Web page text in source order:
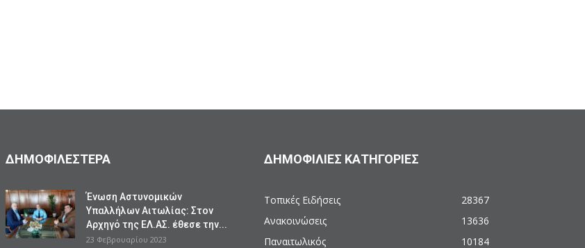
ΔΗΜΟΦΙΛΕΣΤΕΡΑ
Ένωση Αστυνομικών
Υπαλλήλων Αιτωλίας: Στον
Αρχηγό της ΕΛ.ΑΣ. έθεσε την...
23 Φεβρουαρίου 2023
ΔΗΜΟΦΙΛΙΕΣ ΚΑΤΗΓΟΡΙΕΣ
Τοπικές Ειδήσεις
28367
Ανακοινώσεις
13636
Παναιτωλικός
10184